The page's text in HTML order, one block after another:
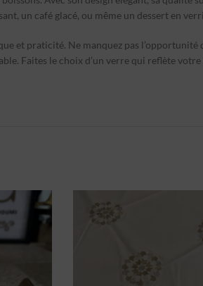
un café glacé, ou même un dessert en
et praticité. Ne manquez pas
Faites le choix d’un verre qui reflète